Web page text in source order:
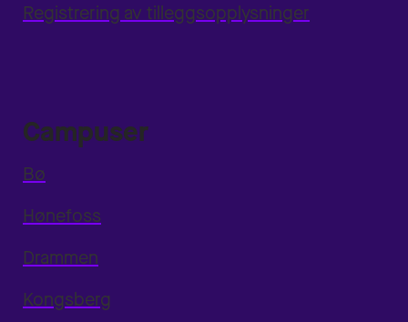
Registrering av tilleggsopplysninger
Campuser
Bø
Hønefoss
Drammen
Kongsberg